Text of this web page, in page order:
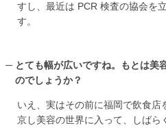
すし、最近は PCR 検査の協会を
す。
とても幅が広いですね。もとは美
のでしょうか？
いえ、実はその前に福岡で飲食店
京し美容の世界に入って、しばら